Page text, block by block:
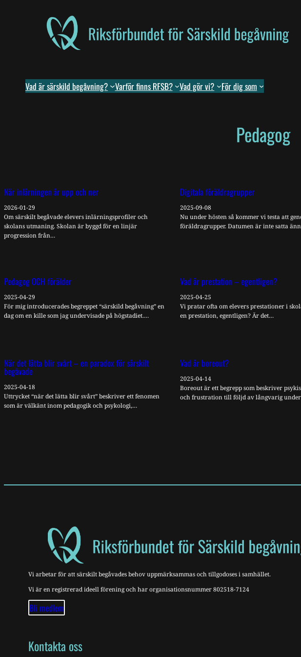
Vad är särskild begåvning? Varför finns RFSB? Vad gör vi? För dig som
Pedagog
När inlärningen är upp och ner
2026-01-29
Om särskilt begåvade elevers inlärningsprofiler och
skolans utmaning. Skolan är byggd för en linjär
progression från…
Digitala föräldragrupper
2025-09-08
Nu under hösten så kommer vi testa att
föräldragrupper. Datumen är inte satta
Pedagog OCH förälder
2025-04-29
För mig introducerades begreppet “särskild begåvning” en
dag om en kille som jag undervisade på högstadiet.…
Vad är prestation – egentligen?
2025-04-25
Vi pratar ofta om elevers prestationer i
en prestation, egentligen? Är det…
När det lätta blir svårt – en paradox för särskilt
begåvade
2025-04-18
Uttrycket “när det lätta blir svårt” beskriver ett fenomen
som är välkänt inom pedagogik och psykologi,…
Vad är boreout?
2025-04-14
Boreout är ett begrepp som beskriver
och frustration till följd av långvarig
Vi arbetar för att särskilt begåvades behov uppmärksammas och tillgodoses i samhället.
Vi är en registrerad ideell förening och har organisationsnummer 802518-7124
Bli medlem
Kontakta oss